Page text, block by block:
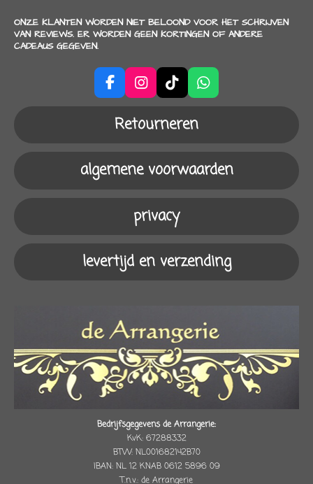
ONZE KLANTEN WORDEN NIET BELOOND VOOR HET SCHRIJVEN
VAN REVIEWS. ER WORDEN GEEN KORTINGEN OF ANDERE
CADEAUS GEGEVEN.
F
a
b
o
k
I
n
s
t
a
r
a
m
T
i
k
T
o
W
h
s
p
p
Retourneren
algemene voorwaarden
privacy
levertijd en verzending
Bedrijfsgegevens de Arrangerie:
KvK: 67288332
BTW: NL001682142B70
IBAN: NL 12 KNAB 0612 5896 09
T.n.v.: de Arrangerie